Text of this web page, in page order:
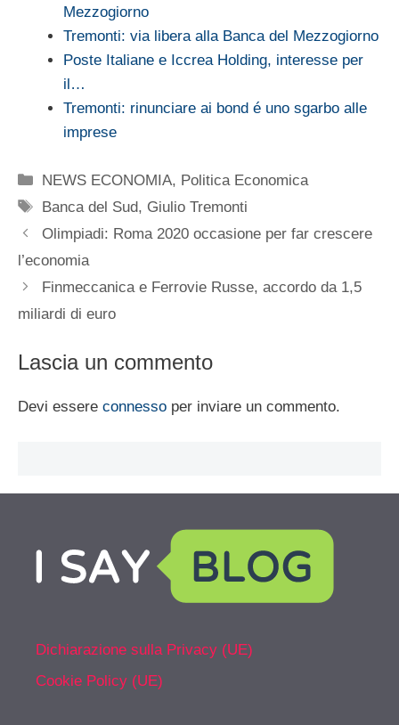
Mezzogiorno
Tremonti: via libera alla Banca del Mezzogiorno
Poste Italiane e Iccrea Holding, interesse per
il…
Tremonti: rinunciare ai bond é uno sgarbo alle
imprese
Categorie
NEWS ECONOMIA, Politica Economica
Tag
Banca del Sud, Giulio Tremonti
Olimpiadi: Roma 2020 occasione per far crescere
l’economia
Finmeccanica e Ferrovie Russe, accordo da 1,5
miliardi di euro
Lascia un commento
Devi essere connesso per inviare un commento.
Dichiarazione sulla Privacy (UE)
Cookie Policy (UE)